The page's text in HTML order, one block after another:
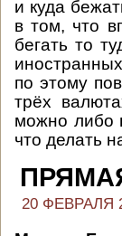
и куда
в том, что
бегать то
по этому
трёх
можно либо
что делать
20 ФЕВРАЛЯ